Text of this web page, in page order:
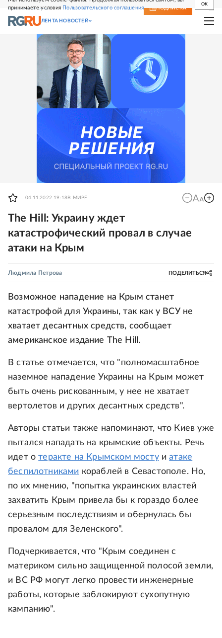
принимаете условия Пользовательского соглашения
OK
СВЕЖИЙ НОМЕР ПОДПИСКА
ЛЕНТА НОВОСТЕЙ
04.11.2022 19:18 В МИРЕ
The Hill: Украину ждет
катастрофический провал в случае
атаки на Крым
Людмила Петрова ПОДЕЛИТЬСЯ
Возможное нападение на Крым станет
катастрофой для Украины, так как у ВСУ не
хватает десантных средств, сообщает
американское издание The Hill.
В статье отмечается, что "полномасштабное
наземное нападение Украины на Крым может
быть очень рискованным, у нее не хватает
вертолетов и других десантных средств".
Авторы статьи также напоминают, что Киев уже
пытался нападать на крымские объекты. Речь
идет отеракте на Крымском мостуиатаке
беспилотниками кораблей в Севастополе. Но,
по их мнению, "попытка украинских властей
захватить Крым привела бы к гораздо более
серьезным последствиям и обернулась бы
провалом для Зеленского".
Подчеркивается, что "Крым соединен с
материком сильно защищенной полосой земли,
и ВС РФ могут легко провести инженерные
работы, которые заблокируют сухопутную
кампанию".